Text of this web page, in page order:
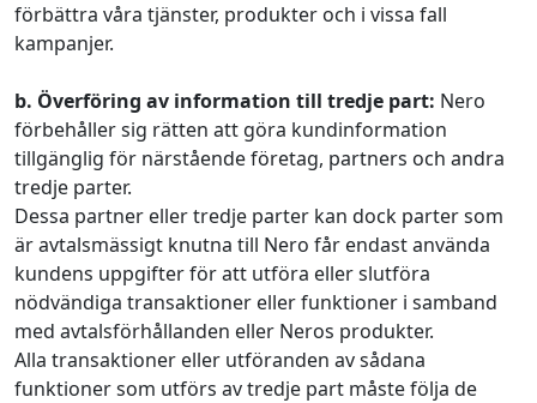
förbättra våra tjänster, produkter och i vissa fall
kampanjer.
b. Överföring av information till tredje part: Nero
förbehåller sig rätten att göra kundinformation
tillgänglig för närstående företag, partners och andra
tredje parter.
Dessa partner eller tredje parter kan dock parter som
är avtalsmässigt knutna till Nero får endast använda
kundens uppgifter för att utföra eller slutföra
nödvändiga transaktioner eller funktioner i samband
med avtalsförhållanden eller Neros produkter.
Alla transaktioner eller utföranden av sådana
funktioner som utförs av tredje part måste följa de